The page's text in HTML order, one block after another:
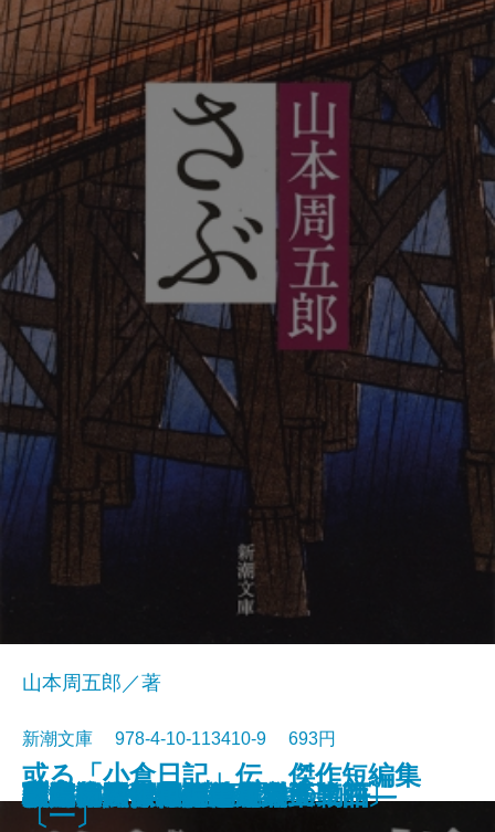
原色の街・驟雨
虚空遍歴〔上〕
質屋の女房
獣の戯れ
歪んだ複写―税務署殺人事件―
どくとるマンボウ昆虫記
日本語の年輪
わるいやつら〔下〕
わるいやつら〔上〕
さぶ
山本周五郎／著
新潮文庫 978-4-10-113410-9 693円
張込み 傑作短編集〔五〕
西郷札 傑作短編集〔三〕
黒地の絵 傑作短編集〔二〕
幽霊―或る幼年と青春の物語―
佐渡流人行 傑作短編集〔四〕
助左衛門四代記
強力伝・孤島
駅路 傑作短編集〔六〕
敦煌
或る「小倉日記」伝 傑作短編集
〔一〕